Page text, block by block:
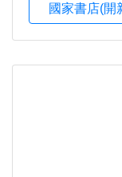
國家書店(開